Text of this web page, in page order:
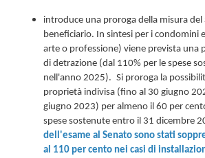
introduce una proroga della misura
beneficiario. In sintesi per i condomini
arte o professione) viene prevista una
di detrazione (dal 110% per le spese
nell'anno 2025). Si proroga la
proprietà indivisa (fino al 30 giugno
giugno 2023) per almeno il 60 per
spese sostenute entro il 31 dicembre
dell'esame al Senato sono stati
al 110 per cento nei casi di